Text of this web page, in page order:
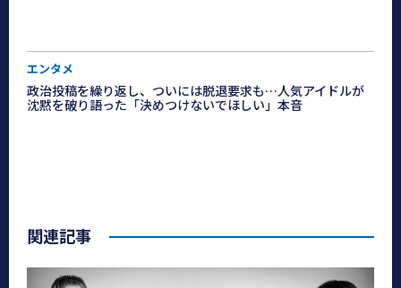
エンタメ
政治投稿を繰り返し、ついには脱退要求も…人気アイドルが
沈黙を破り語った「決めつけないでほしい」本音
関連記事